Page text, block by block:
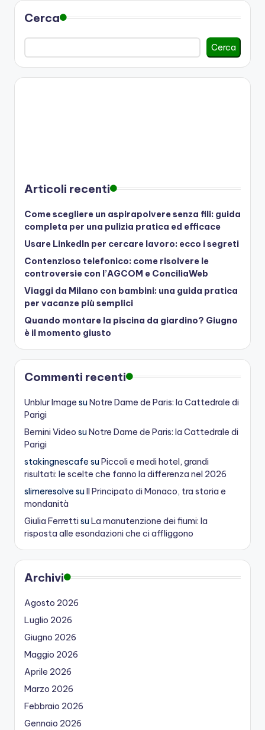
Cerca
Cerca
Articoli recenti
Come scegliere un aspirapolvere senza fili: guida
completa per una pulizia pratica ed efficace
Usare LinkedIn per cercare lavoro: ecco i segreti
Contenzioso telefonico: come risolvere le
controversie con l’AGCOM e ConciliaWeb
Viaggi da Milano con bambini: una guida pratica
per vacanze più semplici
Quando montare la piscina da giardino? Giugno
è il momento giusto
Commenti recenti
Unblur Image suNotre Dame de Paris: la Cattedrale di
Parigi
Bernini Video suNotre Dame de Paris: la Cattedrale di
Parigi
stakingnescafe suPiccoli e medi hotel, grandi
risultati: le scelte che fanno la differenza nel 2026
slimeresolve suIl Principato di Monaco, tra storia e
mondanità
Giulia Ferretti suLa manutenzione dei fiumi: la
risposta alle esondazioni che ci affliggono
Archivi
Agosto 2026
Luglio 2026
Giugno 2026
Maggio 2026
Aprile 2026
Marzo 2026
Febbraio 2026
Gennaio 2026